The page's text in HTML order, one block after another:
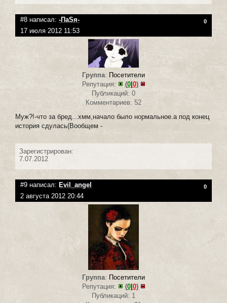
#8 написал: -ПаSя- 0
17 июля 2012 11:53
Группа: Посетители
Репутация:
(0|0)
Публикаций: 0
Комментариев: 52
Муж?!-что за бред...хмм,начало было нормальное.а под конец
история сдулась(Вообщем -
Зарегистрирован:
7.07.2012
#9 написал: Evil_angel 0
2 августа 2012 20:44
Группа: Посетители
Репутация:
(0|0)
Публикаций: 1